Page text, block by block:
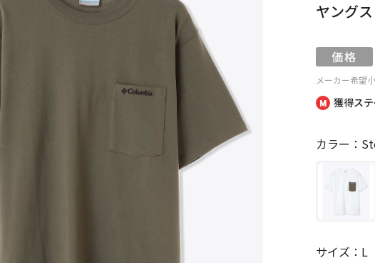
獲得ス
ヤング
メーカー希望
カラー：
サイズ：L